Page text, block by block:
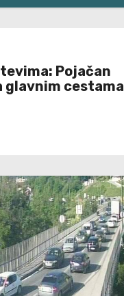
Pojačan
glavnim cestama